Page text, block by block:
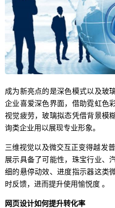
成为新亮点的是深色模式以及玻
企业喜爱深色界面，借助霓虹色
视觉疲劳，玻璃拟态凭借背景模
询类企业用以展现专业形象。
三维视觉以及微交互正变得越发
展示具备了可能性，珠宝行业、
细的悬停动效、进度指示器这类
时反馈，进而提升使用愉悦度 。
网页设计如何提升转化率